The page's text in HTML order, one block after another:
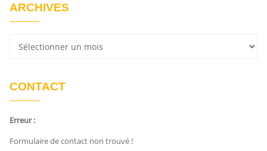
ARCHIVES
CONTACT
Erreur :
Formulaire de contact non trouvé !